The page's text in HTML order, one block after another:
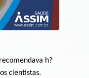
h?
cientistas.